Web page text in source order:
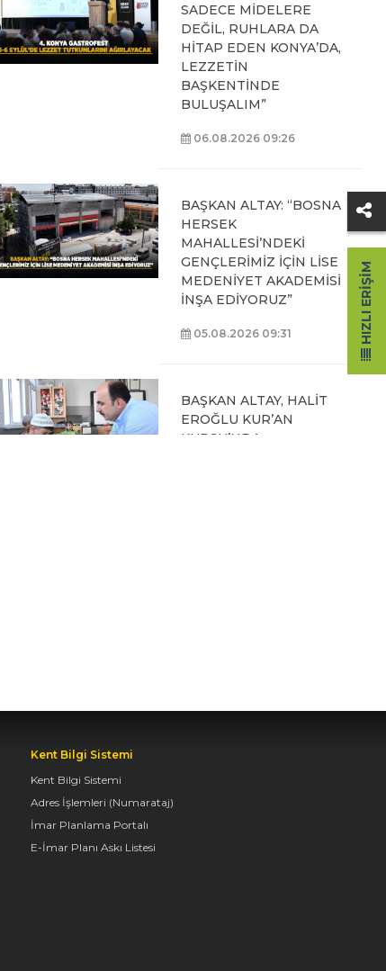
SADECE MİDELERE
DEĞİL, RUHLARA DA
HİTAP EDEN KONYA’DA,
LEZZETİN
BAŞKENTİNDE
BULUŞALIM”
06.08.2026 09:26
BAŞKAN ALTAY: “BOSNA
HERSEK
MAHALLESİ’NDEKİ
GENÇLERİMİZ İÇİN LİSE
MEDENİYET AKADEMİSİ
İNŞA EDİYORUZ”
05.08.2026 09:31
BAŞKAN ALTAY, HALİT
EROĞLU KUR’AN
KURSU’NDA
Kent Bilgi Sistemi
Kent Bilgi Sistemi
Adres İşlemleri (Numarataj)
İmar Planlama Portalı
E-İmar Planı Askı Listesi
HIZLI ERIŞIM